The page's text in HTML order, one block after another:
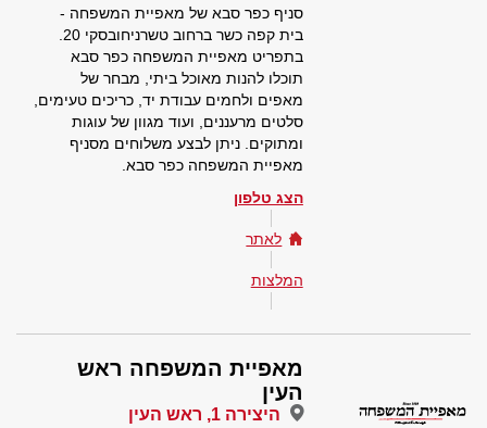
סניף כפר סבא של מאפיית המשפחה -
בית קפה כשר ברחוב טשרניחובסקי 20.
בתפריט מאפיית המשפחה כפר סבא
תוכלו להנות מאוכל ביתי, מבחר של
מאפים ולחמים עבודת יד, כריכים טעימים,
סלטים מרעננים, ועוד מגוון של עוגות
ומתוקים. ניתן לבצע משלוחים מסניף
מאפיית המשפחה כפר סבא.
הצג טלפון
לאתר
המלצות
מאפיית המשפחה ראש
העין
היצירה 1, ראש העין